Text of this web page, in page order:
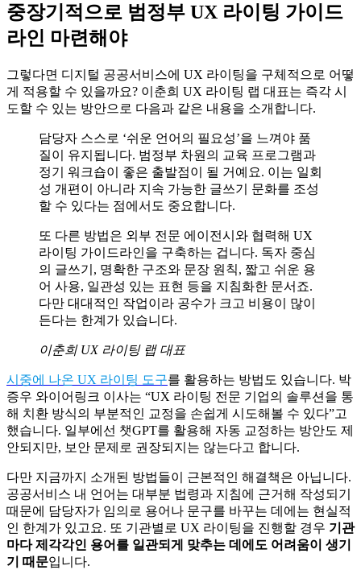
중장기적으로 범정부 UX 라이팅 가이드
라인 마련해야
그렇다면 디지털 공공서비스에 UX 라이팅을 구체적으로 어떻
게 적용할 수 있을까요? 이춘희 UX 라이팅 랩 대표는 즉각 시
도할 수 있는 방안으로 다음과 같은 내용을 소개합니다.
담당자 스스로 ‘쉬운 언어의 필요성’을 느껴야 품
질이 유지됩니다. 범정부 차원의 교육 프로그램과
정기 워크숍이 좋은 출발점이 될 거예요. 이는 일회
성 개편이 아니라 지속 가능한 글쓰기 문화를 조성
할 수 있다는 점에서도 중요합니다.
또 다른 방법은 외부 전문 에이전시와 협력해 UX
라이팅 가이드라인을 구축하는 겁니다. 독자 중심
의 글쓰기, 명확한 구조와 문장 원칙, 짧고 쉬운 용
어 사용, 일관성 있는 표현 등을 지침화한 문서죠.
다만 대대적인 작업이라 공수가 크고 비용이 많이
든다는 한계가 있습니다.
이춘희 UX 라이팅 랩 대표
시중에 나온 UX 라이팅 도구를 활용하는 방법도 있습니다. 박
증우 와이어링크 이사는 “UX 라이팅 전문 기업의 솔루션을 통
해 치환 방식의 부분적인 교정을 손쉽게 시도해볼 수 있다”고
했습니다. 일부에선 챗GPT를 활용해 자동 교정하는 방안도 제
안되지만, 보안 문제로 권장되지는 않는다고 합니다.
다만 지금까지 소개된 방법들이 근본적인 해결책은 아닙니다.
공공서비스 내 언어는 대부분 법령과 지침에 근거해 작성되기
때문에 담당자가 임의로 용어나 문구를 바꾸는 데에는 현실적
인 한계가 있고요. 또 기관별로 UX 라이팅을 진행할 경우 기관
마다 제각각인 용어를 일관되게 맞추는 데에도 어려움이 생기
기 때문입니다.